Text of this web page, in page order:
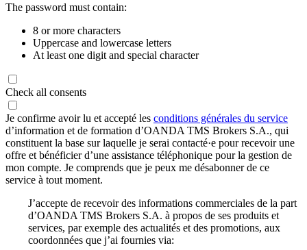
The password must contain:
8 or more characters
Uppercase and lowercase letters
At least one digit and special character
Check all consents
Je confirme avoir lu et accepté les conditions générales du service
d’information et de formation d’OANDA TMS Brokers S.A., qui
constituent la base sur laquelle je serai contacté·e pour recevoir une
offre et bénéficier d’une assistance téléphonique pour la gestion de
mon compte. Je comprends que je peux me désabonner de ce
service à tout moment.
J’accepte de recevoir des informations commerciales de la part
d’OANDA TMS Brokers S.A. à propos de ses produits et
services, par exemple des actualités et des promotions, aux
coordonnées que j’ai fournies via: